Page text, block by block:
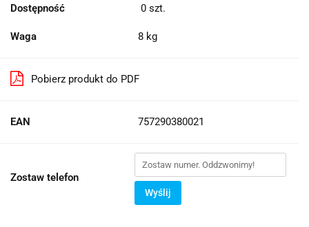
Dostępność 0 szt.
Waga 8 kg
Pobierz produkt do PDF
EAN 757290380021
Zostaw telefon
Wyślij